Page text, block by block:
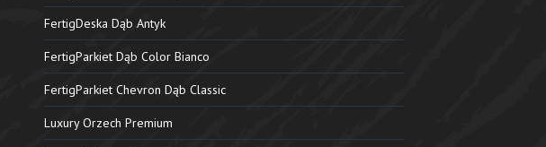
FertigDeska Dąb Antyk
FertigParkiet Dąb Color Bianco
FertigParkiet Chevron Dąb Classic
Luxury Orzech Premium